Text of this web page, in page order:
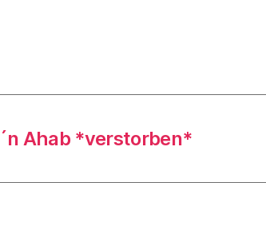
Ahab *verstorben*